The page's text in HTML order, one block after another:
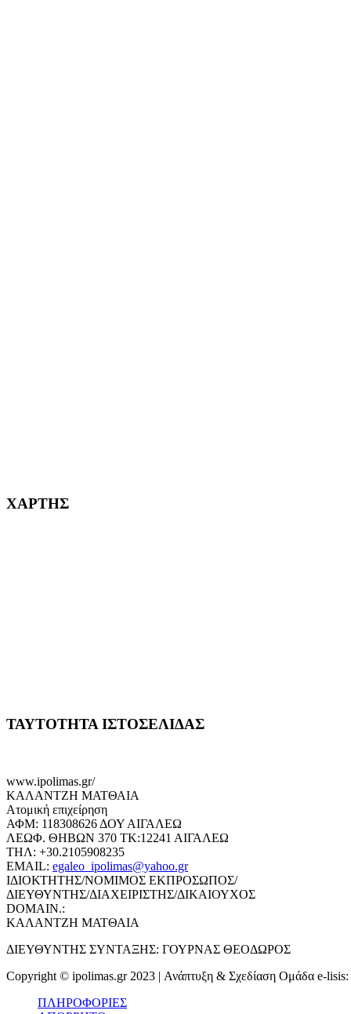
ΧΑΡΤΗΣ
ΤΑΥΤΟΤΗΤΑ ΙΣΤΟΣΕΛΙΔΑΣ
www.ipolimas.gr/
ΚΑΛΑΝΤΖΗ ΜΑΤΘΑΙΑ
Ατομική επιχείρηση
ΑΦΜ: 118308626 ΔΟΥ ΑΙΓΑΛΕΩ
ΛΕΩΦ. ΘΗΒΩΝ 370 ΤΚ:12241 ΑΙΓΑΛΕΩ
ΤΗΛ: +30.2105908235
EMAIL: egaleo_ipolimas@yahoo.gr
ΙΔΙΟΚΤΗΤΗΣ/ΝΟΜΙΜΟΣ ΕΚΠΡΟΣΩΠΟΣ/
ΔΙΕΥΘΥΝΤΗΣ/ΔΙΑΧΕΙΡΙΣΤΗΣ/ΔΙΚΑΙΟΥΧΟΣ
DOMAIN.:
ΚΑΛΑΝΤΖΗ ΜΑΤΘΑΙΑ
ΔΙΕΥΘΥΝΤΗΣ ΣΥΝΤΑΞΗΣ: ΓΟΥΡΝΑΣ ΘΕΟΔΩΡΟΣ
Copyright © ipolimas.gr 2023 | Ανάπτυξη & Σχεδίαση Ομάδα e-lisis:
ΠΛΗΡΟΦΟΡΙΕΣ